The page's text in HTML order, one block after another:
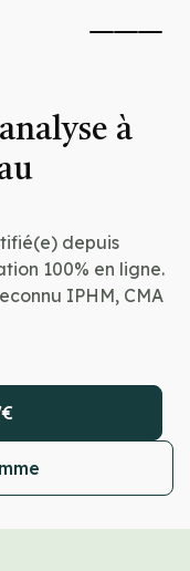
à
depuis
100% en ligne.
IPHM, CMA